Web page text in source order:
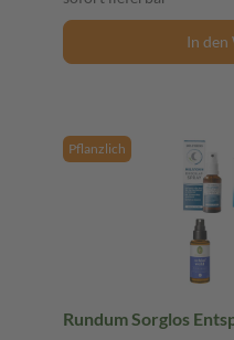
In den
Pflanzlich
Rundum Sorglos